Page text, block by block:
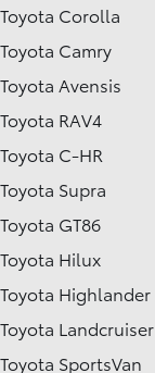
Toyota Corolla
Toyota Camry
Toyota Avensis
Toyota RAV4
Toyota C-HR
Toyota Supra
Toyota GT86
Toyota Hilux
Toyota Highlander
Toyota Landcruiser
Toyota SportsVan